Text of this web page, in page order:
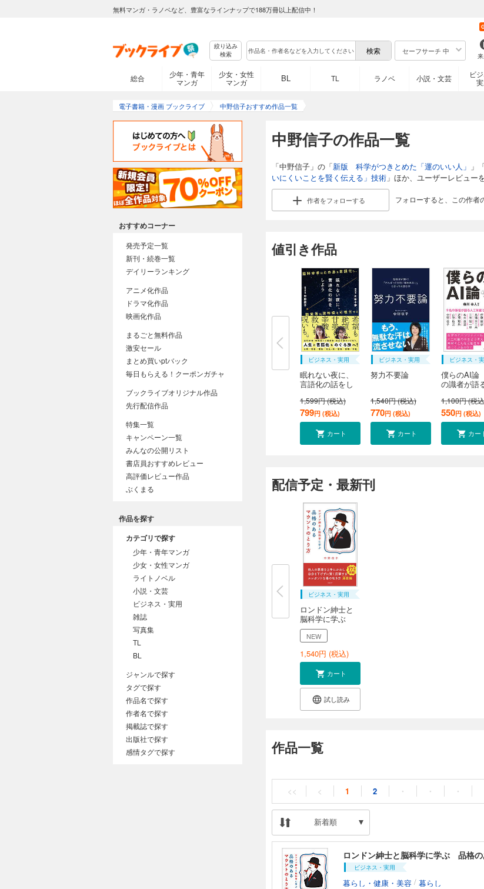
無料マンガ・ラノベなど、豊富なラインナップで188万冊以上配信中！
絞り込み
検索
セーフサーチ 中
総合
少年・青年
マンガ
少女・女性
マンガ
BL TL ラノベ 小説・文芸
ビ
電子書籍・漫画 ブックライブ 中野信子おすすめ作品一覧
中野信子の作品一覧
「中野信子」の「新版 科学がつきとめた「運のいい人」 」
いにくいことを賢く伝える」技術 」ほか、ユーザーレビュー
作者をフォローする フォローすると、この作者
値引き作品
ビジネス・実用
眠れない夜に、
言語化の話をし
1,599円 (税込)
799円 (税込)
カート
ビジネス・実用
努力不要論
1,540円 (税込)
770円 (税込)
カート
ビジネス・
僕らのAI
の識者が語
1,100円 (税
550円 (税込)
カー
配信予定・最新刊
ビジネス・実用
ロンドン紳士と
脳科学に学ぶ
品...
NEW
1,540円 (税込)
カート
試し読み
作品一覧
<< < 1 2 ・ ・ ・
新着順
ロンドン紳士と脳科学に学ぶ 品格
ビジネス・実用
暮らし・健康・美容 / 暮らし
おすすめコーナー
発売予定一覧
新刊・続巻一覧
デイリーランキング
アニメ化作品
ドラマ化作品
映画化作品
まるごと無料作品
激安セール
まとめ買いptバック
毎日もらえる！クーポンガチャ
ブックライブオリジナル作品
先行配信作品
特集一覧
キャンペーン一覧
みんなの公開リスト
書店員おすすめレビュー
高評価レビュー作品
ぶくまる
作品を探す
カテゴリで探す
少年・青年マンガ
少女・女性マンガ
ライトノベル
小説・文芸
ビジネス・実用
雑誌
写真集
TL
BL
ジャンルで探す
タグで探す
作品名で探す
作者名で探す
掲載誌で探す
出版社で探す
感情タグで探す